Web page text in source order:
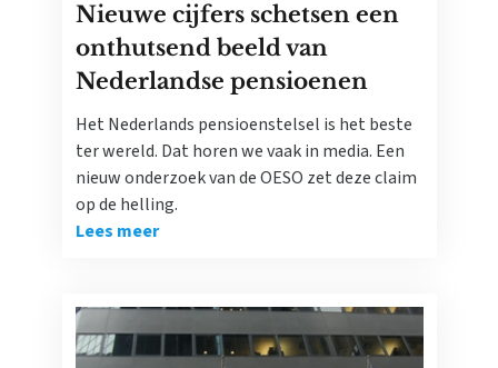
Nieuwe cijfers schetsen een
onthutsend beeld van
Nederlandse pensioenen
Het Nederlands pensioenstelsel is het beste
ter wereld. Dat horen we vaak in media. Een
nieuw onderzoek van de OESO zet deze claim
op de helling.
Lees meer